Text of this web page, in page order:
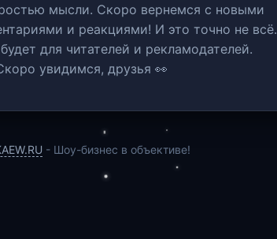
мысли. Скоро вернемся c новыми
и реакциями! И это точно не всё.
для читателей и рекламодателей.
увидимся, друзья 👀
- Шоу-бизнес в объективе!